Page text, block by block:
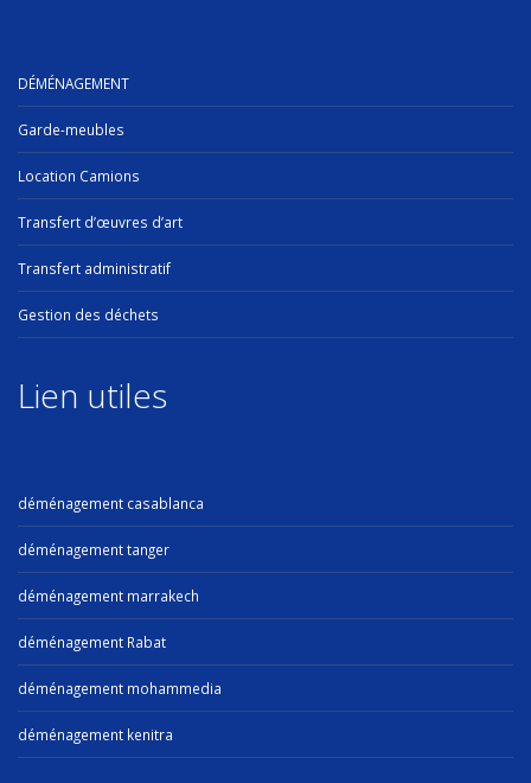
DÉMÉNAGEMENT
Garde-meubles
Location Camions
Transfert d’œuvres d’art
Transfert administratif
Gestion des déchets
Lien utiles
déménagement casablanca
déménagement tanger
déménagement marrakech
déménagement Rabat
déménagement mohammedia
déménagement kenitra